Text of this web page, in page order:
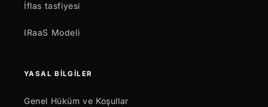
İflas tasfiyesi
IRaaS Modeli
YASAL BILGILER
Genel Hüküm ve Koşullar